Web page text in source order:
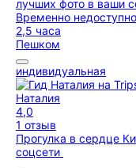
Временно недоступно
2,5 часа
Пешком
индивидуальная
Наталия
4,0
1 отзыв
Прогулка в сердце
соцсети